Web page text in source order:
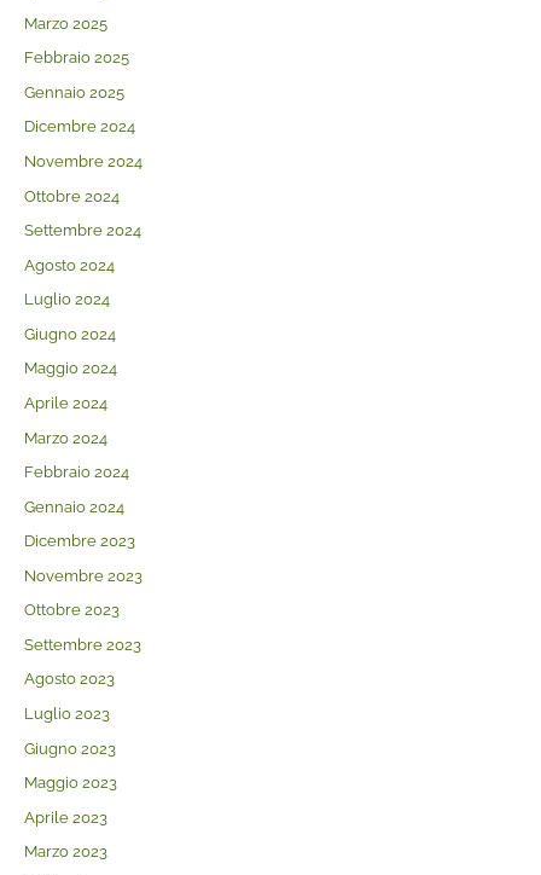
Marzo 2025
Febbraio 2025
Gennaio 2025
Dicembre 2024
Novembre 2024
Ottobre 2024
Settembre 2024
Agosto 2024
Luglio 2024
Giugno 2024
Maggio 2024
Aprile 2024
Marzo 2024
Febbraio 2024
Gennaio 2024
Dicembre 2023
Novembre 2023
Ottobre 2023
Settembre 2023
Agosto 2023
Luglio 2023
Giugno 2023
Maggio 2023
Aprile 2023
Marzo 2023